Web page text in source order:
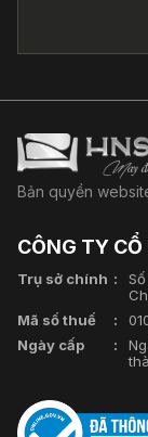
Bản quyền
CÔNG TY
Trụ sở chính
Mã số thuế
Ngày cấp